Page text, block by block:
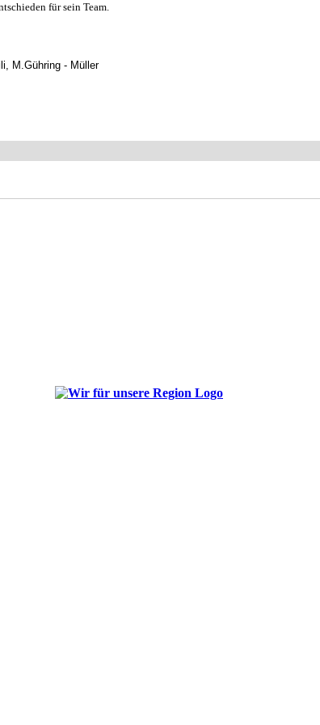
für sein Team.
M.Gühring - Müller